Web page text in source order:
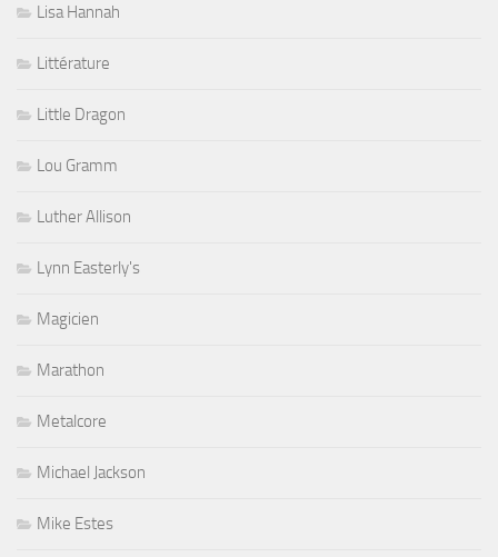
Lisa Hannah
Littérature
Little Dragon
Lou Gramm
Luther Allison
Lynn Easterly's
Magicien
Marathon
Metalcore
Michael Jackson
Mike Estes